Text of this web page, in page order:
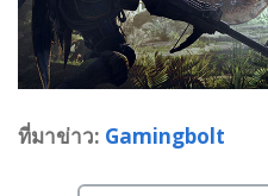
ที่มาข่าว: Gamingbolt